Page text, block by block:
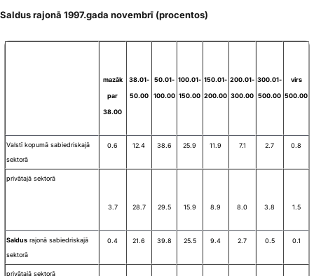
Saldus rajonā 1997.gada novembrī (procentos)
mazāk
par
38.00
38.01-
50.00
50.01-
100.00
100.01-
150.00
150.01-
200.00
200.01-
300.00
300.01-
500.00
virs
500.00
Valstī kopumā sabiedriskajā
sektorā
0.6 12.4 38.6 25.9 11.9 7.1 2.7 0.8
privātajā sektorā
3.7 28.7 29.5 15.9 8.9 8.0 3.8 1.5
Saldus rajonā sabiedriskajā
sektorā
0.4 21.6 39.8 25.5 9.4 2.7 0.5 0.1
privātajā sektorā